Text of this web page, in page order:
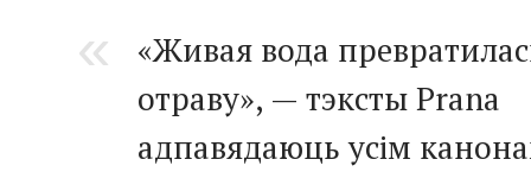
«Живая вода
отраву», — тэксты Prana
адпавядаюць усім